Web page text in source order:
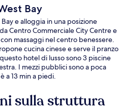
Bay
e alloggia in una posizione
Centro Commerciale City Centre e
massaggi nel centro benessere.
cucina cinese e serve il pranzo
hotel di lusso sono 3 piscine
I mezzi pubblici sono a poca
a 13 min a piedi.
sulla struttura